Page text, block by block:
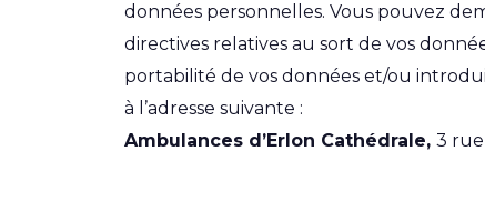
données personnelles. Vous pouvez
directives relatives au sort de vos
portabilité de vos données et/ou
à l’adresse suivante :
Ambulances d’Erlon Cathédrale, 3 rue